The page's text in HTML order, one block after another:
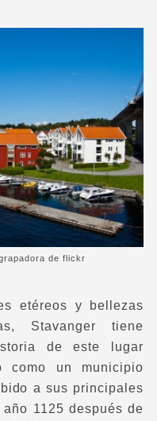
de flickr
etéreos y bellezas
Stavanger tiene
de este lugar
como un municipio
a sus principales
1125 después de